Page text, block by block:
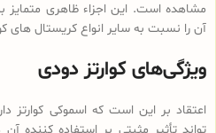
مشاهده است. این اجزاء ظاهری
آن را نسبت به سایر انواع کریستال های
ویژگی‌های کوارتز دودی
اعتقاد بر این است که اسموکی کوارتز